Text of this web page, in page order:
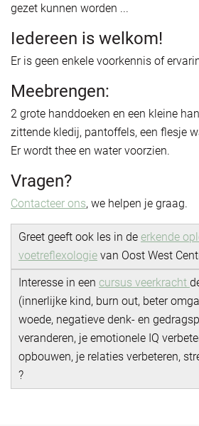
gezet kunnen worden ...
Iedereen is welkom!
Er is geen enkele voorkennis of
Meebrengen:
2 grote handdoeken en een kleine
zittende kledij, pantoffels, een flesje
Er wordt thee en water voorzien.
Vragen?
Contacteer ons, we helpen je graag.
Greet geeft ook les in de erkende
voetreflexologie van Oost West
Interesse in een cursus veerkracht
(innerlijke kind, burn out, beter
woede, negatieve denk- en
veranderen, je emotionele IQ
opbouwen, je relaties verbeteren,
?